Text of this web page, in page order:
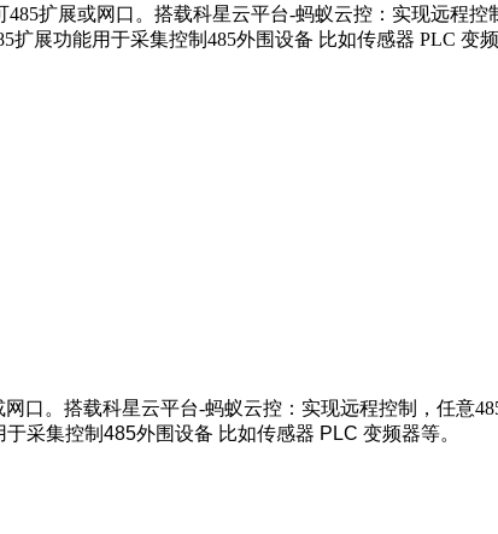
扩展或网口。搭载科星云平台-蚂蚁云控：实现远程
扩展功能用于采集控制485外围设备 比如传感器 PLC
网口 。搭载科星云平台-蚂蚁云控：实现远程控制，任意
采集控制485外围设备 比如传感器 PLC 变频器等。